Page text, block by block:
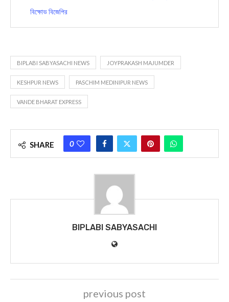
বিক্ষোভ বিজেপির
BIPLABI SABYASACHI NEWS JOYPRAKASH MAJUMDER
KESHPUR NEWS PASCHIM MEDINIPUR NEWS
VANDE BHARAT EXPRESS
SHARE 0
BIPLABI SABYASACHI
previous post